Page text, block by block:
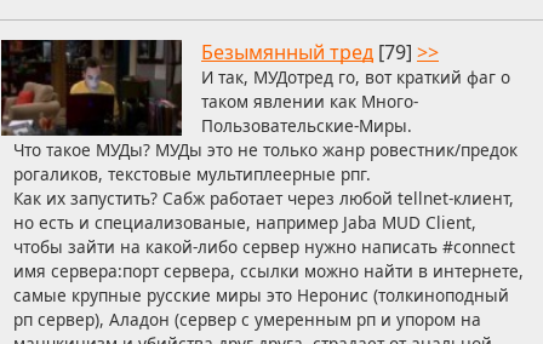
Безымянный тред [79] >>
И так, МУДотред го, вот краткий фаг о
таком явлении как Много-
Пользовательские-Миры.
Что такое МУДы? МУДы это не только жанр ровестник/предок
рогаликов, текстовые мультиплеерные рпг.
Как их запустить? Сабж работает через любой tellnet-клиент,
но есть и специализованые, например Jaba MUD Client,
чтобы зайти на какой-либо сервер нужно написать #connect
имя сервера:порт сервера, ссылки можно найти в интернете,
самые крупные русские миры это Неронис (толкиноподный
рп сервер), Аладон (сервер с умеренным рп и упором на